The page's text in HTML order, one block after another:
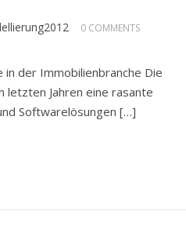
0 COMMENTS
der Immobilienbranche Die
letzten Jahren eine rasante
Softwarelösungen […]